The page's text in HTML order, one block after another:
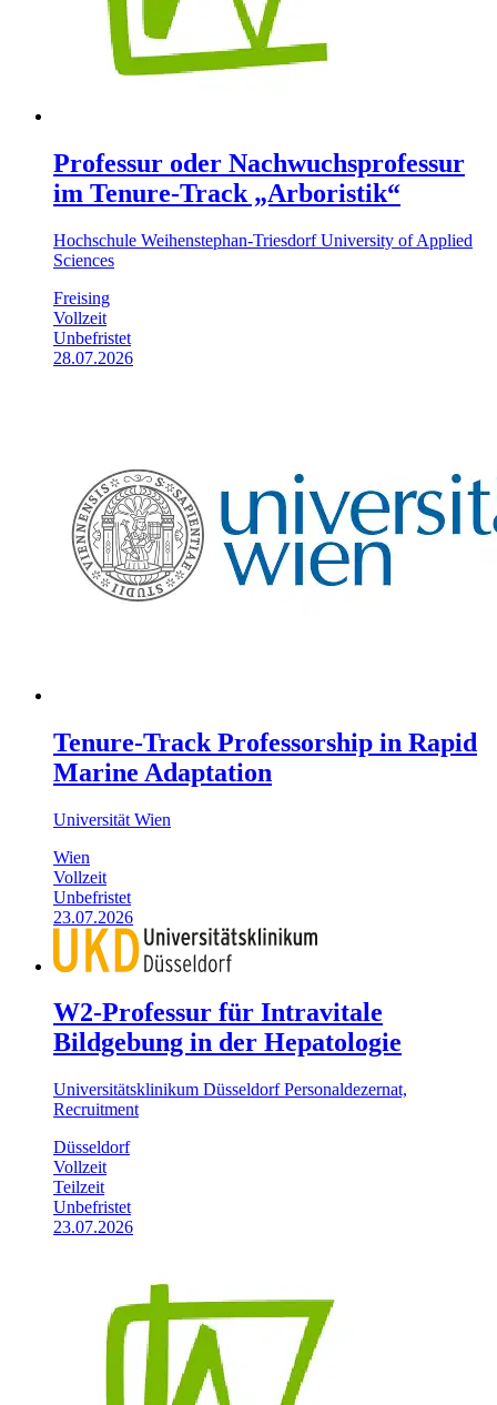
Professur oder Nachwuchsprofessur
im Tenure-Track „Arboristik“
Hochschule Weihenstephan-Triesdorf University of Applied
Sciences
Freising
Vollzeit
Unbefristet
28.07.2026
Tenure-Track Professorship in Rapid
Marine Adaptation
Universität Wien
Wien
Vollzeit
Unbefristet
23.07.2026
W2-Professur für Intravitale
Bildgebung in der Hepatologie
Universitätsklinikum Düsseldorf Personaldezernat,
Recruitment
Düsseldorf
Vollzeit
Teilzeit
Unbefristet
23.07.2026